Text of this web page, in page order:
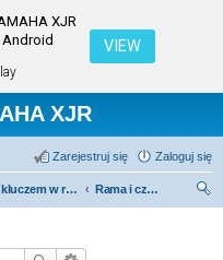
XJR
VIEW
XJR
Zaloguj się
Zarejestruj się
Z kluczem w ręku.
Rama i części obudowy.